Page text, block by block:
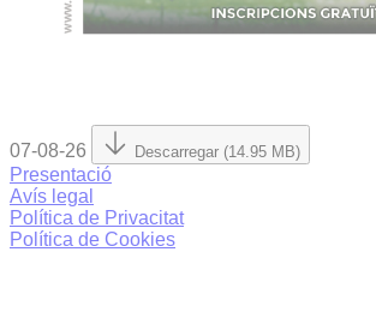
07-08-26 Descarregar (14.95 MB)
Presentació
Avís legal
Política de Privacitat
Política de Cookies